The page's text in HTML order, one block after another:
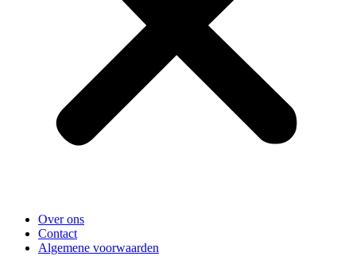
Over ons
Contact
Algemene voorwaarden